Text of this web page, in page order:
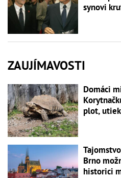
synovi
ZAUJÍMAVOSTI
Domáci
plot,
Brno
historici